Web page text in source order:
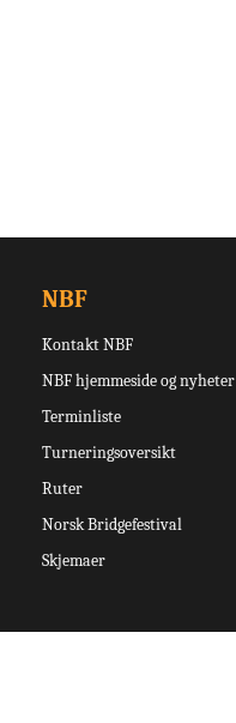
NBF
Kontakt NBF
NBF hjemmeside og nyheter
Terminliste
Turneringsoversikt
Ruter
Norsk Bridgefestival
Skjemaer